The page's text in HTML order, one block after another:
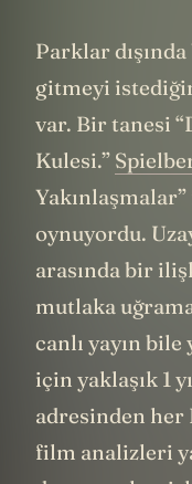
Parklar
gitmeyi
var. Bir tanesi
Kulesi.”
oynuyordu.
arasında bir
mutlaka
canlı yayın
için yaklaşık 1
adresinden her
film analizleri